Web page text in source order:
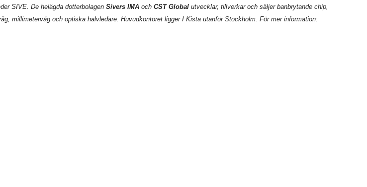
SIVE. De helägda dotterbolagen Sivers IMA och CST Global utvecklar, tillverkar och säljer banbrytande chip,
millimetervåg och optiska halvledare. Huvudkontoret ligger I Kista utanför Stockholm. För mer information: